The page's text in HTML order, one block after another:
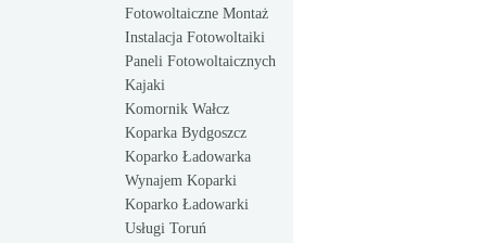
Fotowoltaiczne Montaż
Instalacja Fotowoltaiki
Paneli Fotowoltaicznych
Kajaki
Komornik Wałcz
Koparka Bydgoszcz
Koparko Ładowarka
Wynajem Koparki
Koparko Ładowarki
Usługi Toruń